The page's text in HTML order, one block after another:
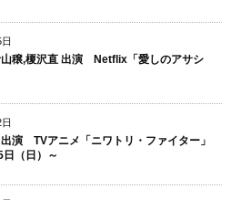
山穣,榎沢直 出演 Netflix「愛しのアサシ
演 TVアニメ「ニワトリ・ファイター」
（日）～